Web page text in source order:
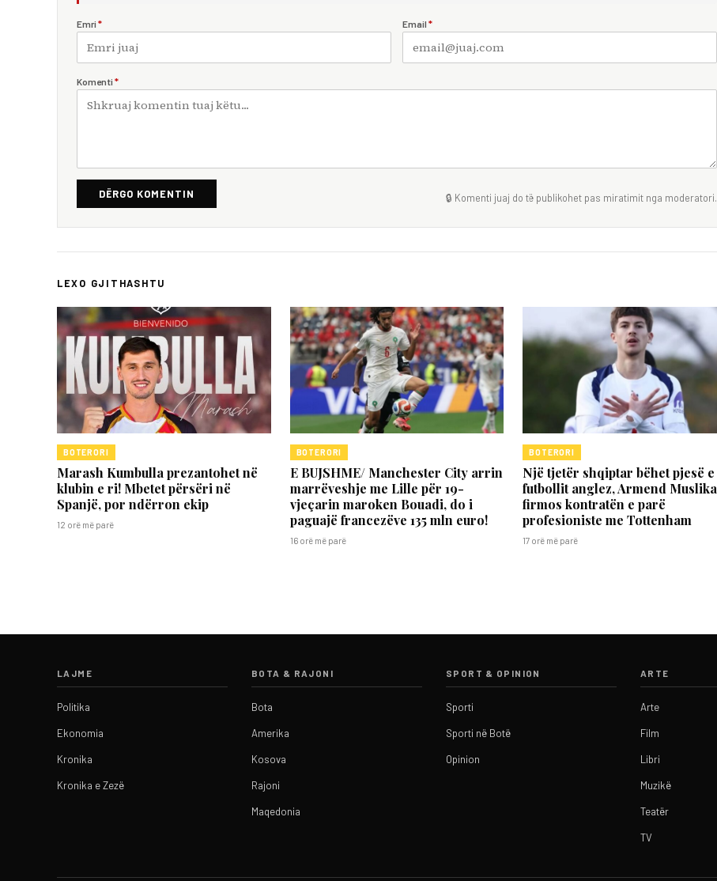
Emri * Email *
Komenti *
DËRGO KOMENTIN 🔒 Komenti juaj do të publikohet pas miratimit nga moderatori.
LEXO GJITHASHTU
BOTERORI
Marash Kumbulla prezantohet në
klubin e ri! Mbetet përsëri në
Spanjë, por ndërron ekip
12 orë më parë
BOTERORI
E BUJSHME/ Manchester City arrin
marrëveshje me Lille për 19-
vjeçarin maroken Bouadi, do i
paguajë francezëve 135 mln euro!
16 orë më parë
BOTERORI
Një tjetër shqiptar bëhet pjesë e
futbollit anglez, Armend Muslika
firmos kontratën e parë
profesioniste me Tottenham
17 orë më parë
LAJME
Politika
Ekonomia
Kronika
Kronika e Zezë
BOTA & RAJONI
Bota
Amerika
Kosova
Rajoni
Maqedonia
SPORT & OPINION
Sporti
Sporti në Botë
Opinion
ARTE
Arte
Film
Libri
Muzikë
Teatër
TV